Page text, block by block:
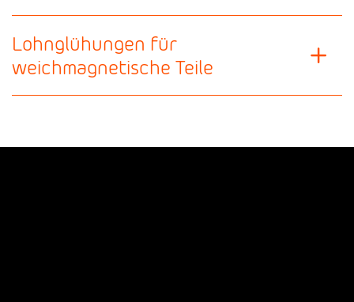
Lohnglühungen für
weichmagnetische Teile